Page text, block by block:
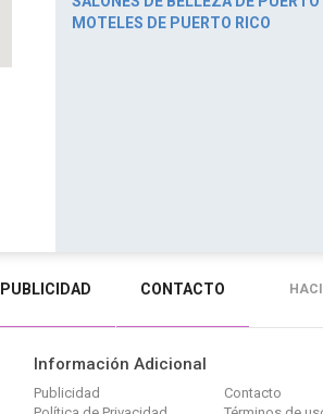
MOTELES DE PUERTO RICO
PUBLICIDAD CONTACTO
Información Adicional
Publicidad
Contacto